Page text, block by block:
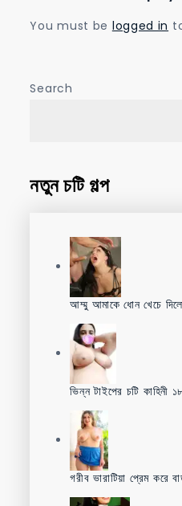
You must be logged in
Search
নতুন চটি গল্প
আম্মু আমাকে ধোন খেচে
ভিন্ন টাইপের চটি কাহিনী
গরীব ভারাটিয়া প্রেম করে